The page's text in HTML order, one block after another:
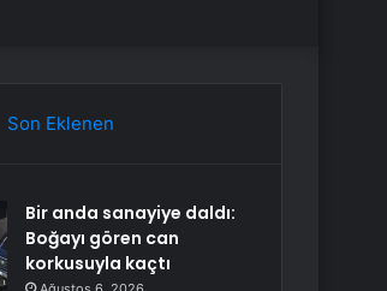
Son Eklenen
Bir anda sanayiye daldı:
Boğayı gören can
korkusuyla kaçtı